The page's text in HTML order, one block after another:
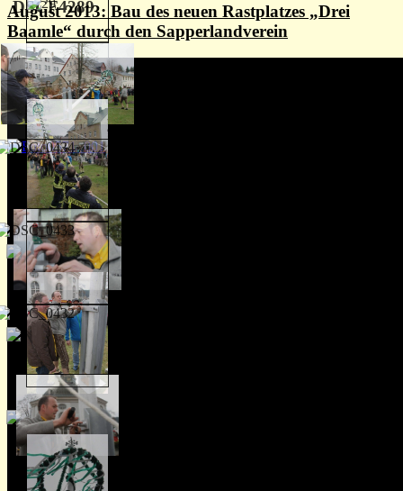
August 2013: Bau des neuen Rastplatzes „Drei
Baamle“ durch den Sapperlandverein